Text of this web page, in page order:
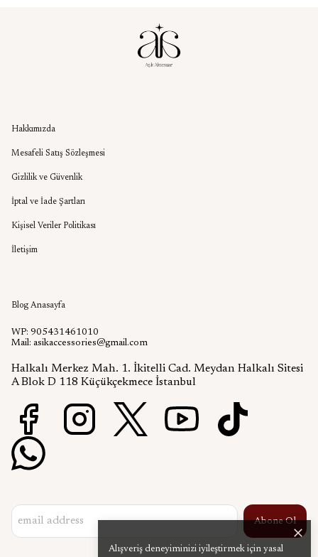
Alışveriş deneyiminizi iyileştirmek için yasal
Hakkımızda
Mesafeli Satış Sözleşmesi
Gizlilik ve Güvenlik
İptal ve İade Şartları
Kişisel Veriler Politikası
İletişim
Blog Anasayfa
WP: 905431461010
Mail: asikaccessories@gmail.com
Halkalı Merkez Mah. 1. İkitelli Cad. Meydan Halkalı Sitesi
A Blok D 118 Küçükçekmece İstanbul
Abone Ol